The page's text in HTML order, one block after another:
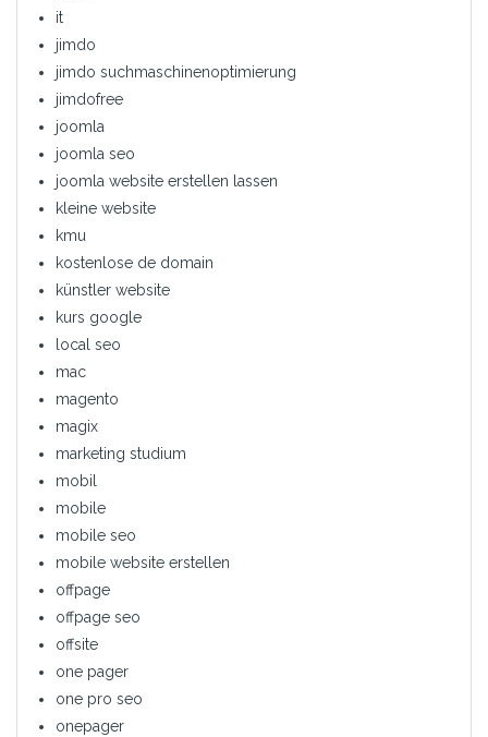
it
jimdo
jimdo suchmaschinenoptimierung
jimdofree
joomla
joomla seo
joomla website erstellen lassen
kleine website
kmu
kostenlose de domain
künstler website
kurs google
local seo
mac
magento
magix
marketing studium
mobil
mobile
mobile seo
mobile website erstellen
offpage
offpage seo
offsite
one pager
one pro seo
onepager